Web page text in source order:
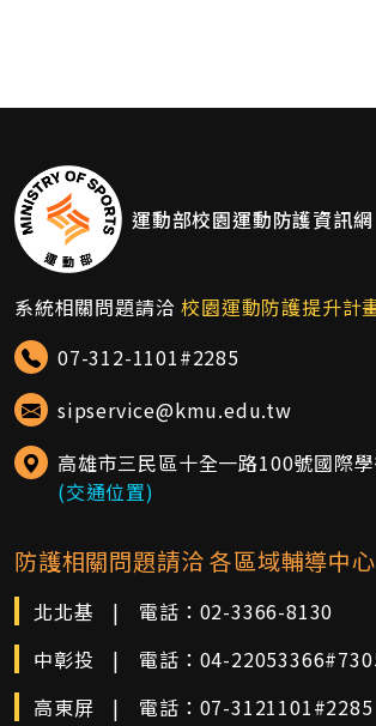
運動部校園運動防護資訊網
系統相關問題請洽校園運動防護提升計
07-312-1101#2285
sipservice@kmu.edu.tw
高雄市三民區十全一路100號國際
(交通位置)
防護相關問題請洽 各區域輔導中心
北北基 | 電話： 02-3366-8130
中彰投
| 電話： 04-
高東屏
| 電話： 07-3121101#2285